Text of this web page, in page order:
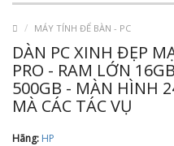
MÁY TÍNH ĐỂ BÀN - PC
DÀN PC XINH ĐẸP
PRO - RAM LỚN
500GB - MÀN HÌNH
MÀ CÁC TÁC VỤ
Hãng: HP